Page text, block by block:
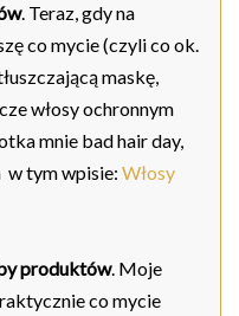
. Teraz, gdy na
co mycie (czyli co ok.
maskę,
włosy ochronnym
mnie bad hair day,
w tym wpisie: Włosy
produktów. Moje
co mycie